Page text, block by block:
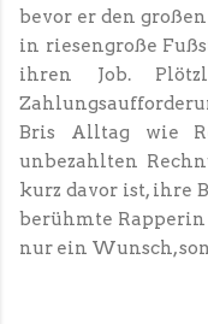
bevor er den
in riesengroße
ihren Job.
Bris Alltag wie
unbezahlten
kurz davor ist, ihre
berühmte
nur ein Wunsch,